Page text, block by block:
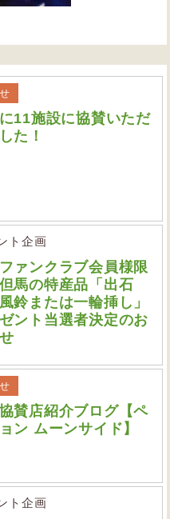
11施設に協賛いただ
た！
ト企画
ァンクラブ会員様限
馬の特産品「出石
鈴または一輪挿し」
ント当選者決定のお
賛店紹介ブログ【ペ
ン ムーンサイド】
ト企画